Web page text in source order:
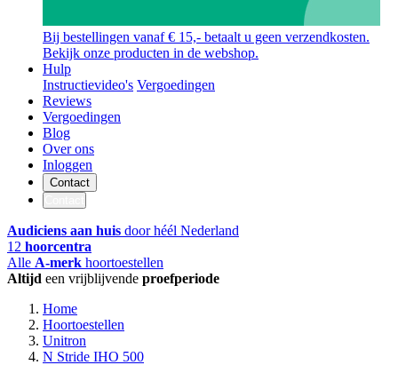
Bij bestellingen vanaf € 15,- betaalt u geen verzendkosten.
Bekijk onze producten in de webshop.
Hulp
Instructievideo's Vergoedingen
Reviews
Vergoedingen
Blog
Over ons
Inloggen
Contact
Audiciens aan huis door héél Nederland
12 hoorcentra
Alle A-merk hoortoestellen
Altijd een vrijblijvende proefperiode
Home
Hoortoestellen
Unitron
N Stride IHO 500